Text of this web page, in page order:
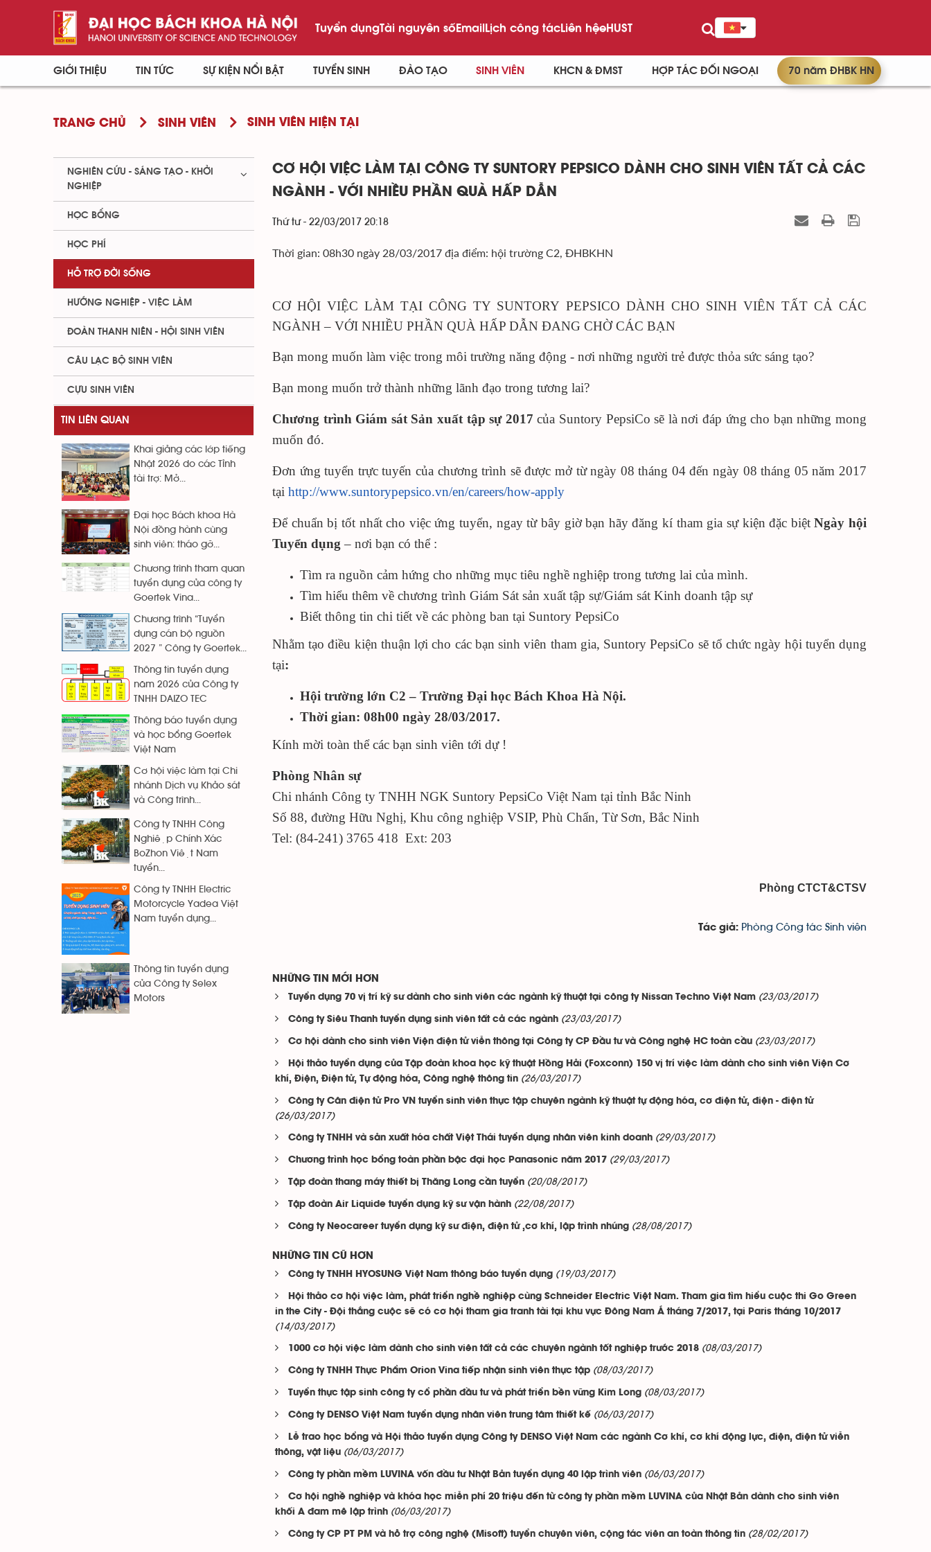
Tuyển dụngTài nguyên sốEmailLịch công tácLiên hệeHUST
GIỚI THIỆU TIN TỨC SỰ KIỆN NỔI BẬT TUYỂN SINH ĐÀO TẠO SINH VIÊN KHCN & ĐMST HỢP TÁC ĐỐI NGOẠI 70 năm ĐHBK HN
TRANG CHỦ SINH VIÊN SINH VIÊN HIỆN TẠI
CƠ HỘI VIỆC LÀM TẠI CÔNG TY SUNTORY PEPSICO DÀNH CHO SINH VIÊN TẤT CẢ CÁC
NGÀNH - VỚI NHIỀU PHẦN QUÀ HẤP DẪN
Thứ tư - 22/03/2017 20:18
Thời gian: 08h30 ngày 28/03/2017 địa điểm: hội trường C2, ĐHBKHN
CƠ HỘI VIỆC LÀM TẠI CÔNG TY SUNTORY PEPSICO DÀNH CHO SINH VIÊN TẤT CẢ CÁC
NGÀNH – VỚI NHIỀU PHẦN QUÀ HẤP DẪN ĐANG CHỜ CÁC BẠN
Bạn mong muốn làm việc trong môi trường năng động - nơi những người trẻ được thỏa sức sáng tạo?
Bạn mong muốn trở thành những lãnh đạo trong tương lai?
Chương trình Giám sát Sản xuất tập sự 2017 của Suntory PepsiCo sẽ là nơi đáp ứng cho bạn những mong
muốn đó.
Đơn ứng tuyển trực tuyến của chương trình sẽ được mở từ ngày 08 tháng 04 đến ngày 08 tháng 05 năm 2017
tại http://www.suntorypepsico.vn/en/careers/how-apply
Để chuẩn bị tốt nhất cho việc ứng tuyển, ngay từ bây giờ bạn hãy đăng kí tham gia sự kiện đặc biệtNgày hội
Tuyển dụng – nơi bạn có thể :
Tìm ra nguồn cảm hứng cho những mục tiêu nghề nghiệp trong tương lai của mình.
Tìm hiểu thêm về chương trình Giám Sát sản xuất tập sự/Giám sát Kinh doanh tập sự
Biết thông tin chi tiết về các phòng ban tại Suntory PepsiCo
Nhằm tạo điều kiện thuận lợi cho các bạn sinh viên tham gia, Suntory PepsiCo sẽ tổ chức ngày hội tuyển dụng
tại:
Hội trường lớn C2 – Trường Đại học Bách Khoa Hà Nội.
Thời gian: 08h00 ngày 28/03/2017.
Kính mời toàn thể các bạn sinh viên tới dự !
Phòng Nhân sự
Chi nhánh Công ty TNHH NGK Suntory PepsiCo Việt Nam tại tỉnh Bắc Ninh
Số 88, đường Hữu Nghị, Khu công nghiệp VSIP, Phù Chẩn, Từ Sơn, Bắc Ninh
Tel: (84-241) 3765 418 Ext: 203
Phòng CTCT&CTSV
Tác giả: Phòng Công tác Sinh viên
NHỮNG TIN MỚI HƠN
Tuyển dụng 70 vị trí kỹ sư dành cho sinh viên các ngành kỹ thuật tại công ty Nissan Techno Việt Nam (23/03/2017)
Công ty Siêu Thanh tuyển dụng sinh viên tất cả các ngành (23/03/2017)
Cơ hội dành cho sinh viên Viện điện tử viễn thông tại Công ty CP Đầu tư và Công nghệ HC toàn cầu (23/03/2017)
Hội thảo tuyển dụng của Tập đoàn khoa học kỹ thuật Hồng Hải (Foxconn) 150 vị trí việc làm dành cho sinh viên Viện Cơ
khí, Điện, Điện tử, Tự động hóa, Công nghệ thông tin (26/03/2017)
Công ty Cân điện tử Pro VN tuyển sinh viên thực tập chuyên ngành kỹ thuật tự động hóa, cơ điện tử, điện - điện tử
(26/03/2017)
Công ty TNHH và sản xuất hóa chất Việt Thái tuyển dụng nhân viên kinh doanh (29/03/2017)
Chương trình học bổng toàn phần bậc đại học Panasonic năm 2017 (29/03/2017)
Tập đoàn thang máy thiết bị Thăng Long cần tuyển (20/08/2017)
Tập đoàn Air Liquide tuyển dụng kỹ sư vận hành (22/08/2017)
Công ty Neocareer tuyển dụng kỹ sư điện, điện tử ,cơ khí, lập trình nhúng (28/08/2017)
NHỮNG TIN CŨ HƠN
Công ty TNHH HYOSUNG Việt Nam thông báo tuyển dụng (19/03/2017)
Hội thảo cơ hội việc làm, phát triển nghề nghiệp cùng Schneider Electric Việt Nam. Tham gia tìm hiểu cuộc thi Go Green
in the City - Đội thắng cuộc sẽ có cơ hội tham gia tranh tài tại khu vực Đông Nam Á tháng 7/2017, tại Paris tháng 10/2017
(14/03/2017)
1000 cơ hội việc làm dành cho sinh viên tất cả các chuyên ngành tốt nghiệp trước 2018 (08/03/2017)
Công ty TNHH Thực Phẩm Orion Vina tiếp nhận sinh viên thực tập (08/03/2017)
Tuyển thực tập sinh công ty cổ phần đầu tư và phát triển bền vững Kim Long (08/03/2017)
Công ty DENSO Việt Nam tuyển dụng nhân viên trung tâm thiết kế (06/03/2017)
Lễ trao học bổng và Hội thảo tuyển dụng Công ty DENSO Việt Nam các ngành Cơ khí, cơ khí động lực, điện, điện tử viễn
thông, vật liệu (06/03/2017)
Công ty phần mềm LUVINA vốn đầu tư Nhật Bản tuyển dụng 40 lập trình viên (06/03/2017)
Cơ hội nghề nghiệp và khóa học miễn phí 20 triệu đến từ công ty phần mềm LUVINA của Nhật Bản dành cho sinh viên
khối A đam mê lập trình (06/03/2017)
Công ty CP PT PM và hỗ trợ công nghệ (Misoft) tuyển chuyên viên, cộng tác viên an toàn thông tin (28/02/2017)
NGHIÊN CỨU - SÁNG TẠO - KHỞI
NGHIỆP
HỌC BỔNG
HỌC PHÍ
HỖ TRỢ ĐỜI SỐNG
HƯỚNG NGHIỆP - VIỆC LÀM
ĐOÀN THANH NIÊN - HỘI SINH VIÊN
CÂU LẠC BỘ SINH VIÊN
CỰU SINH VIÊN
TIN LIÊN QUAN
Khai giảng các lớp tiếng
Nhật 2026 do các Tỉnh
tài trợ: Mở...
Đại học Bách khoa Hà
Nội đồng hành cùng
sinh viên: tháo gỡ...
Chương trình tham quan
tuyển dụng của công ty
Goertek Vina...
Chương trình “Tuyển
dụng cán bộ nguồn
2027 ” Công ty Goertek...
Thông tin tuyển dụng
năm 2026 của Công ty
TNHH DAIZO TEC
Thông báo tuyển dụng
và học bổng Goertek
Việt Nam
Cơ hội việc làm tại Chi
nhánh Dịch vụ Khảo sát
và Công trình...
Công ty TNHH Công
Nghiệp Chính Xác
BoZhon Việt Nam
tuyển...
Công ty TNHH Electric
Motorcycle Yadea Việt
Nam tuyển dụng...
Thông tin tuyển dụng
của Công ty Selex
Motors